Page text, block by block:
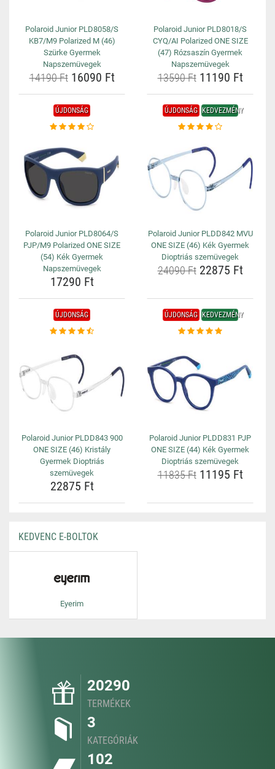
Polaroid Junior PLD8058/S
KB7/M9 Polarized M (46)
Szürke Gyermek
Napszemüvegek
14190 Ft16090 Ft
Polaroid Junior PLD8018/S
CYQ/AI Polarized ONE SIZE
(47) Rózsaszín Gyermek
Napszemüvegek
13590 Ft11190 Ft
ÚJDONSÁG
Polaroid Junior PLD8064/S
PJP/M9 Polarized ONE SIZE
(54) Kék Gyermek
Napszemüvegek
17290 Ft
ÚJDONSÁG KEDVEZMÉNY
Polaroid Junior PLDD842 MVU
ONE SIZE (46) Kék Gyermek
Dioptriás szemüvegek
24090 Ft22875 Ft
ÚJDONSÁG
Polaroid Junior PLDD843 900
ONE SIZE (46) Kristály
Gyermek Dioptriás
szemüvegek
22875 Ft
ÚJDONSÁG KEDVEZMÉNY
Polaroid Junior PLDD831 PJP
ONE SIZE (44) Kék Gyermek
Dioptriás szemüvegek
11835 Ft11195 Ft
KEDVENC E-BOLTOK
Eyerim
20290
TERMÉKEK
3
KATEGÓRIÁK
102